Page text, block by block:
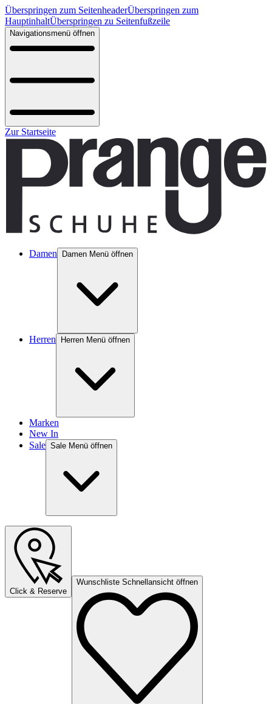
Überspringen zum SeitenheaderÜberspringen zum
HauptinhaltÜberspringen zu Seitenfußzeile
Navigationsmenü öffnen
Zur Startseite
Damen Damen Menü öffnen
Herren Herren Menü öffnen
Marken
New In
Sale Sale Menü öffnen
Click & Reserve
Wunschliste Schnellansicht öffnen